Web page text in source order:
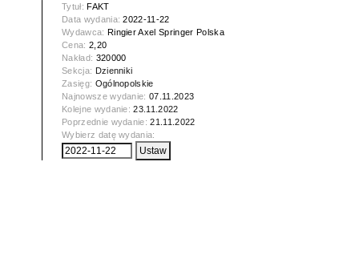
Tytuł:FAKT
Data wydania:2022-11-22
Wydawca: Ringier Axel Springer Polska
Cena: 2,20
Nakład: 320000
Sekcja: Dzienniki
Zasięg: Ogólnopolskie
Najnowsze wydanie:07.11.2023
Kolejne wydanie:23.11.2022
Poprzednie wydanie:21.11.2022
Wybierz datę wydania: